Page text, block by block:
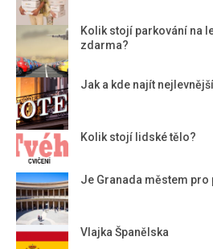
Kolik stojí parkování na
zdarma?
Jak a kde najít
Kolik stojí lidské tělo?
Je Granada městem pro
Vlajka Španělska